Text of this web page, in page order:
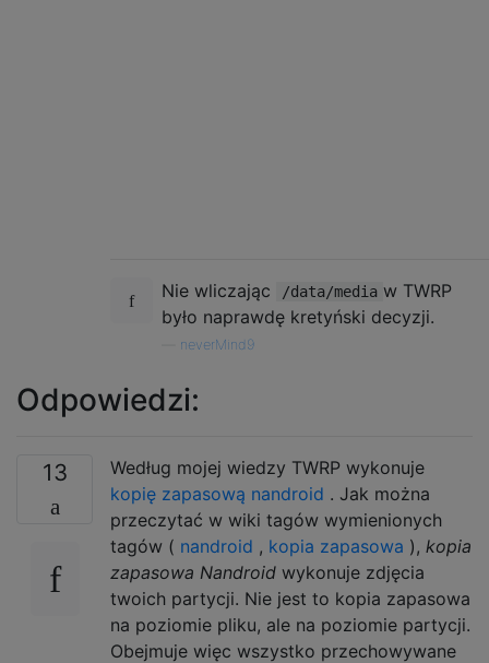
Nie wliczając /data/media w TWRP
było naprawdę kretyński decyzji.
neverMind9
Odpowiedzi:
13
Według mojej wiedzy TWRP wykonuje
kopię zapasową nandroid . Jak można
przeczytać w wiki tagów wymienionych
tagów ( nandroid , kopia zapasowa ), kopia
zapasowa Nandroid wykonuje zdjęcia
twoich partycji. Nie jest to kopia zapasowa
na poziomie pliku, ale na poziomie partycji.
Obejmuje więc wszystko przechowywane